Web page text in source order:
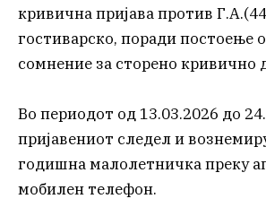
кривична пријава против
гостиварско, поради постоење
сомнение за сторено кривично
Во периодот од 13.03.2026 до
пријавениот следел и
годишна малолетничка преку
мобилен телефон.